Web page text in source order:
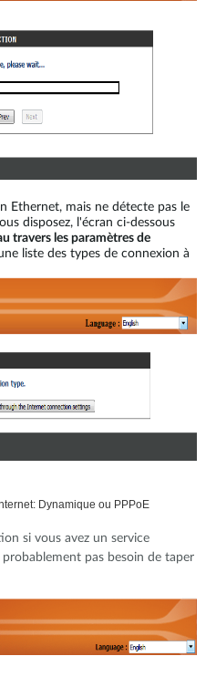
Ethernet, mais ne détecte pas le
disposez, l'écran ci-dessous
travers les paramètres de
liste des types de connexion à
Dynamique ou PPPoE
si vous avez un service
probablement pas besoin de taper